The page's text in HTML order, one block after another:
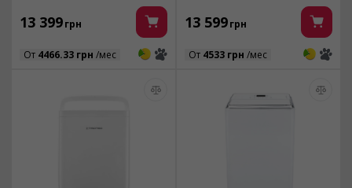
13 399грн
От 4466.33 грн /мес 3 3
13 599грн
От 4533 грн /мес 3 3